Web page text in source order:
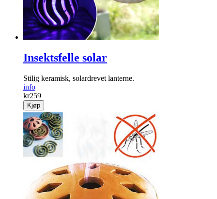
Insektsfelle solar
Stilig keramisk, solardrevet lanterne.
info
kr259
Kjøp